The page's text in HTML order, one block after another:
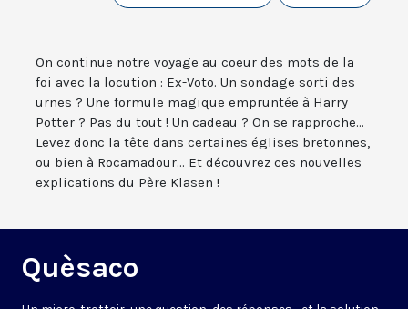
On continue notre voyage au coeur des mots de la
foi avec la locution : Ex-Voto. Un sondage sorti des
urnes ? Une formule magique empruntée à Harry
Potter ? Pas du tout ! Un cadeau ? On se rapproche...
Levez donc la tête dans certaines églises bretonnes,
ou bien à Rocamadour... Et découvrez ces nouvelles
explications du Père Klasen !
Quèsaco